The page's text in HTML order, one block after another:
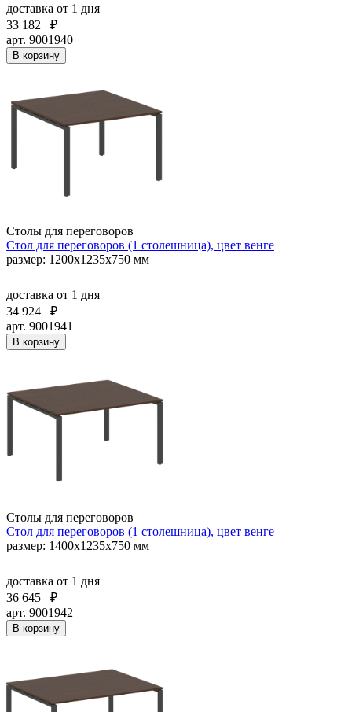
доставка от 1 дня
33 182
₽
арт. 9001940
В корзину
Столы для переговоров
Стол для переговоров (1 столешница), цвет венге
размер: 1200х1235х750 мм
доставка от 1 дня
34 924
₽
арт. 9001941
В корзину
Столы для переговоров
Стол для переговоров (1 столешница), цвет венге
размер: 1400х1235х750 мм
доставка от 1 дня
36 645
₽
арт. 9001942
В корзину